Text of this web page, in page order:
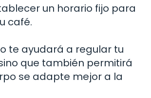
un horario fijo para
café.
te ayudará a regular tu
que también permitirá
se adapte mejor a la